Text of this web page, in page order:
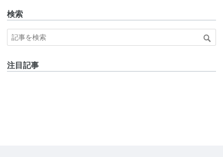
検索
注目記事